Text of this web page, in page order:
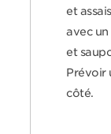
et
avec
et
Prévoir
côté.